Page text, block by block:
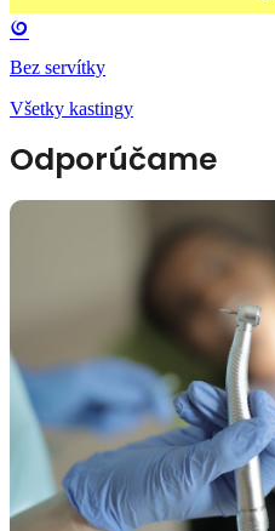
Bez servítky
Všetky kastingy
Odporúčame